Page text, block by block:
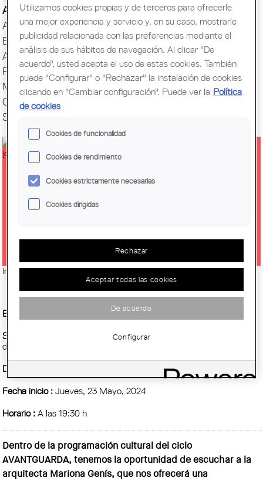
Actualidad
Actos y Exposiciones
Biblioteca
Archivo histórico
Publicaciones
Muestras de Arquitectura
Oficina del Paisaje
Setmana Arquitectura
CIERRE DEL CICLO AVANTGUARDA
| [M] MASTERCLASS | MARIONA
GENÍS · 'APRENDER [CON Y DESDE]
Imatge:© Mariona Genís
Entidad Organizadora :
Centre Obert d’Arquitectura, COAC
Sitio :
Sala de actos de la Demarcación de Tarragona del Colegio
de Arquitectos de Cataluña (COAC)
Demarcación :
Fecha inicio :Jueves, 23 Mayo, 2024
Horario :A las 19:30 h
Dentro de la programación cultural del ciclo
AVANTGUARDA, tenemos la oportunidad de escuchar a la
arquitecta Mariona Genís, que nos ofrecerá una
Utilizamos cookies propias y de terceros para ofrecerle
una mejor experiencia y servicio y, en su caso, mostrarle
publicidad relacionada con las preferencias mediante el
análisis de sus hábitos de navegación. Al clicar "De
acuerdo", usted acepta el uso de estas cookies. También
puede "Configurar" o "Rechazar" la instalación de cookies
clicando en "Cambiar configuración". Puede ver la Política
de cookies
Cookies de funcionalidad
Cookies de rendimiento
Cookies estrictamente necesarias
Cookies dirigidas
Rechazar
Aceptar todas las cookies
De acuerdo
Configurar